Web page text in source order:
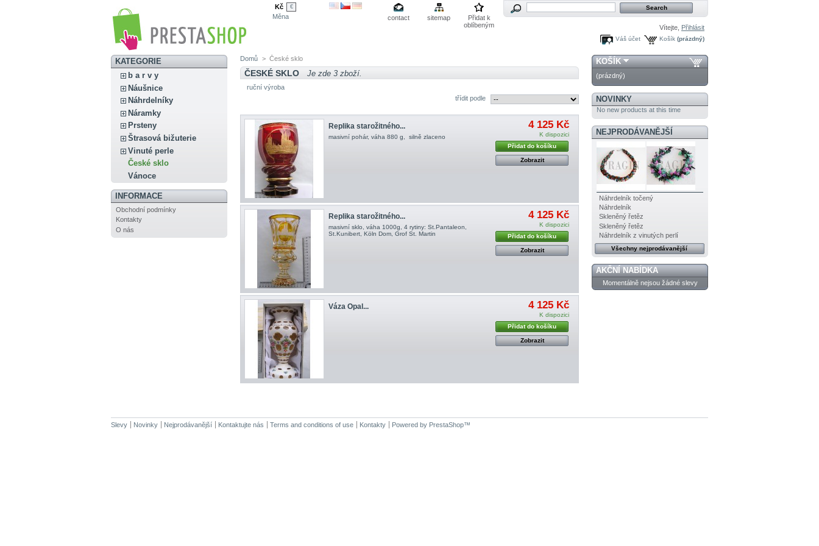
Kč €
Měna contact sitemap
Přidat k
oblíbeným
Vítejte, Přihlásit
Košík (prázdný)
Váš účet
KATEGORIE
b a r v y
Náušnice
Náhrdelníky
Náramky
Prsteny
Štrasová bižuterie
Vinuté perle
České sklo
Vánoce
INFORMACE
Obchodní podmínky
Kontakty
O nás
Domů > České sklo
ČESKÉ SKLO Je zde 3 zboží.
ruční výroba
třídit podle
Replika starožitného...
masivní pohár, váha 880 g, silně zlaceno
4 125 Kč
K dispozici
Přidat do košíku
Zobrazit
Replika starožitného...
masivní sklo, váha 1000g, 4 rytiny: St.Pantaleon,
St.Kunibert, Köln Dom, Grof St. Martin
4 125 Kč
K dispozici
Přidat do košíku
Zobrazit
Váza Opal... 4 125 Kč
K dispozici
Přidat do košíku
Zobrazit
KOŠÍK
(prázdný)
NOVINKY
No new products at this time
NEJPRODÁVANĚJŠÍ
Náhrdelník točený
Náhrdelník
Skleněný řetěz
Skleněný řetěz
Náhrdelník z vinutých perlí
Všechny nejprodávanější
AKČNÍ NABÍDKA
Momentálně nejsou žádné slevy
Slevy Novinky Nejprodávanější Kontaktujte nás Terms and conditions of use Kontakty Powered by PrestaShop™